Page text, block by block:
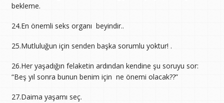
bekleme.
24.En önemli seks organı beyindir..
25.Mutluluğun için senden başka sorumlu yoktur! .
26.Her yaşadığın felaketin ardından kendine şu soruyu sor:
“Beş yıl sonra bunun benim için ne önemi olacak??”
27.Daima yaşamı seç.